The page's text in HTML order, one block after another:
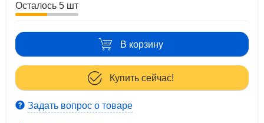
Осталось 5 шт
В корзину
Купить сейчас!
Задать вопрос о товаре